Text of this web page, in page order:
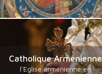
Catholique Arménienne
l’Eglise arménienne en